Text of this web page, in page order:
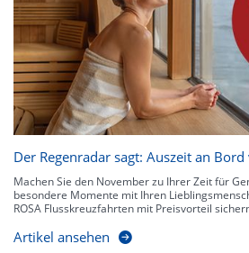
Der Regenradar sagt: Auszeit an Bord
Machen Sie den November zu Ihrer Zeit für
besondere Momente mit Ihren
ROSA Flusskreuzfahrten mit Preisvorteil
Artikel ansehen